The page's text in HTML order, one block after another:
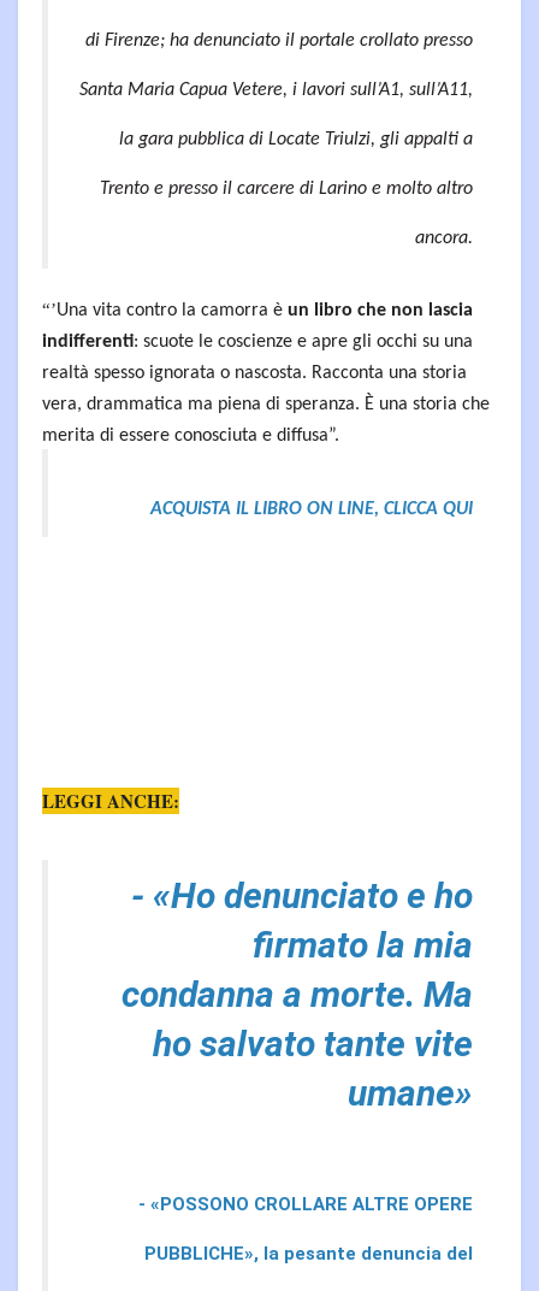
di Firenze; ha denunciato il portale crollato presso
Santa Maria Capua Vetere, i lavori sull’A1, sull’A11,
la gara pubblica di Locate Triulzi, gli appalti a
Trento e presso il carcere di Larino e molto altro
ancora.
“’Una vita contro la camorra è un libro che non lascia
indifferenti: scuote le coscienze e apre gli occhi su una
realtà spesso ignorata o nascosta. Racconta una storia
vera, drammatica ma piena di speranza. È una storia che
merita di essere conosciuta e diffusa”.
ACQUISTA IL LIBRO ON LINE, CLICCA QUI
LEGGI ANCHE:
- «Ho denunciato e ho
firmato la mia
condanna a morte. Ma
ho salvato tante vite
umane»
- «POSSONO CROLLARE ALTRE OPERE
PUBBLICHE», la pesante denuncia del